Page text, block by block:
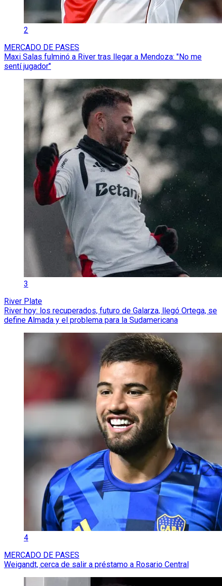
2
MERCADO DE PASES
Maxi Salas fulminó a River tras llegar a Mendoza: "No me
sentí jugador"
3
River Plate
River hoy: los recuperados, futuro de Galarza, llegó Ortega, se
define Almada y el problema para la Sudamericana
4
MERCADO DE PASES
Weigandt, cerca de salir a préstamo a Rosario Central